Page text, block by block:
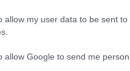
allow my user data to be sent
allow Google to send me
ΜΜ - ΕΝΗΜΕΡΏΘΗΚΕ ΣΤΙΣ 14
2025 η Συντονίστρια
Εκπαίδευσης
με επιτυχία ...